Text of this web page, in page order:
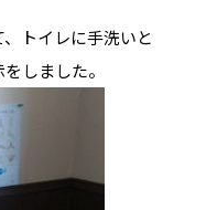
トイレに手洗いと
しました。